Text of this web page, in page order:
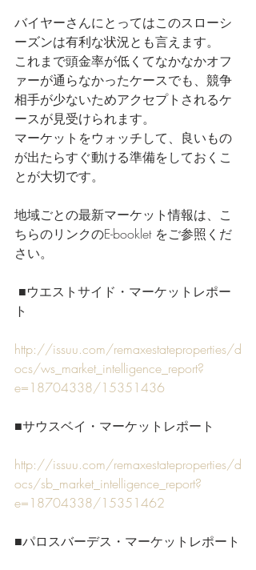
バイヤーさんにとってはこのスローシ
ーズンは有利な状況とも言えます。
これまで頭金率が低くてなかなかオフ
ァーが通らなかったケースでも、競争
相手が少ないためアクセプトされるケ
ースが見受けられます。
マーケットをウォッチして、良いもの
が出たらすぐ動ける準備をしておくこ
とが大切です。
地域ごとの最新マーケット情報は、こ
ちらのリンクのE-booklet をご参照くだ
さい。
ト
http://issuu.com/remaxestateproperties/d
ocs/ws_market_intelligence_report?
e=18704338/15351436
■サウスベイ・マーケットレポート
http://issuu.com/remaxestateproperties/d
ocs/sb_market_intelligence_report?
e=18704338/15351462
■パロスバーデス・マーケットレポート